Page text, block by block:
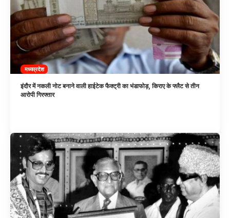
मध्यप्रदेश
इंदौर में नकली नोट बनाने वाली हाईटेक फैक्ट्री का भंडाफोड़, किराए के फ्लैट से तीन
आरोपी गिरफ्तार